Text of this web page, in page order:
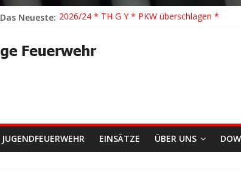
Das Neueste: 2026/21 Löschhilfe * FEU WALD * Feuer/
2026/23 TH K Y * Person in festsitzendem
2026/22 TH Y * VU * 1 Person klemmt *
JUGENDFEUERWEHR EINSÄTZE ÜBER UNS